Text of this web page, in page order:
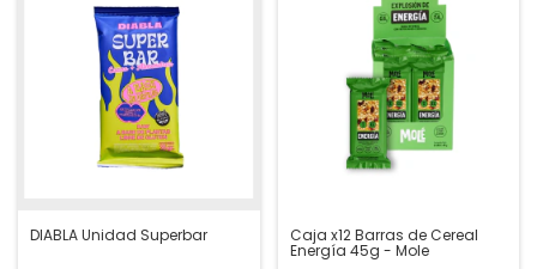
DIABLA Unidad Superbar Caja x12 Barras de Cereal
Energía 45g - Mole